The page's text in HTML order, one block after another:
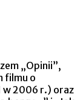
„Opinii”,
filmu o
w 2006 r.) oraz